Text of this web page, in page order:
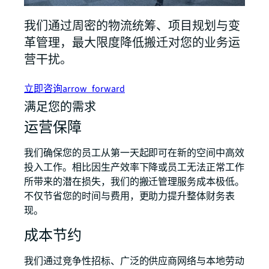
我们通过周密的物流统筹、项目规划与变
革管理，最大限度降低搬迁对您的业务运
营干扰。
立即咨询arrow_forward
满足您的需求
运营保障
我们确保您的员工从第一天起即可在新的空间中高效
投入工作。相比因生产效率下降或员工无法正常工作
所带来的潜在损失，我们的搬迁管理服务成本极低。
不仅节省您的时间与费用，更助力提升整体财务表
现。
成本节约
我们通过竞争性招标、广泛的供应商网络与本地劳动